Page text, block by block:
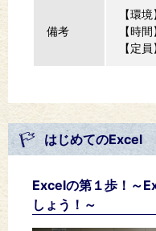
備考
【環
【時
【定
はじめての
Excelの第１歩！～
しょう！～